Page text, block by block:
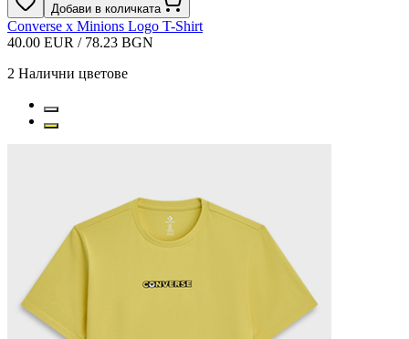
Добави в количката
Converse x Minions Logo T-Shirt
40.00 EUR / 78.23 BGN
2 Налични цветове